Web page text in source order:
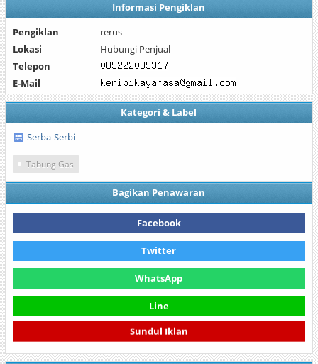
Informasi Pengiklan
Pengiklan
rerus
Lokasi
Hubungi Penjual
Telepon
E-Mail
Kategori & Label
Serba-Serbi
Tabung Gas
Bagikan Penawaran
Facebook
Twitter
WhatsApp
Line
Sundul Iklan